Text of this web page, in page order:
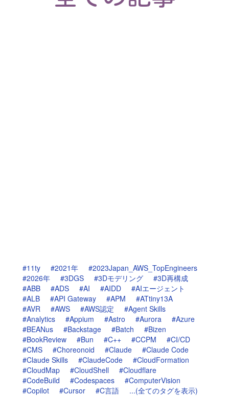
#11ty #2021年
#2023Japan_AWS_TopEngineers
#2026年
#3DGS #3Dモデリング
#3D再構成
#ABB
#ADS #AI #AIDD
#AIエージェント
#ALB
#API Gateway #APM
#ATtiny13A
#AVR
#AWS #AWS認定
#Agent Skills
#Analytics
#Appium #Astro #Aurora
#Azure
#BEANus
#Backstage #Batch
#Bizen
#BookReview
#Bun #C++ #CCPM
#CI/CD
#CMS
#Choreonoid #Claude
#Claude Code
#Claude Skills
#ClaudeCode
#CloudFormation
#CloudMap
#CloudShell
#Cloudflare
#CodeBuild
#Codespaces
#ComputerVision
#Copilot
#Cursor #C言語 ...(全てのタグを表示)